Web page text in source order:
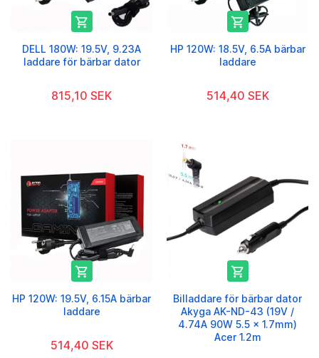

DELL 180W: 19.5V, 9.23A
laddare för bärbar dator
815,10 SEK

HP 120W: 18.5V, 6.5A bärbar
laddare
514,40 SEK

HP 120W: 19.5V, 6.15A bärbar
laddare
514,40 SEK

Billaddare för bärbar dator
Akyga AK-ND-43 (19V /
4.74A 90W 5.5 x 1.7mm)
Acer 1.2m